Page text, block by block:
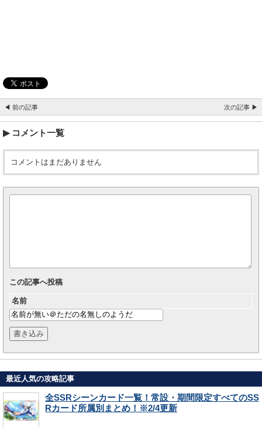
◀ 前の記事 次の記事 ▶
コメント一覧
コメントはまだありません
この記事へ投稿
名前
最近人気の攻略記事
全SSRシーンカード一覧！常設・期間限定すべてのSS
Rカード所属別まとめ！※2/4更新